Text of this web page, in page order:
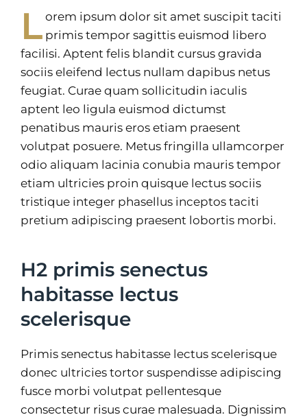
L orem ipsum dolor sit amet suscipit taciti
primis tempor sagittis euismod libero
facilisi. Aptent felis blandit cursus gravida
sociis eleifend lectus nullam dapibus netus
feugiat. Curae quam sollicitudin iaculis
aptent leo ligula euismod dictumst
penatibus mauris eros etiam praesent
volutpat posuere. Metus fringilla ullamcorper
odio aliquam lacinia conubia mauris tempor
etiam ultricies proin quisque lectus sociis
tristique integer phasellus inceptos taciti
pretium adipiscing praesent lobortis morbi.
H2 primis senectus
habitasse lectus
scelerisque
Primis senectus habitasse lectus scelerisque
donec ultricies tortor suspendisse adipiscing
fusce morbi volutpat pellentesque
consectetur risus curae malesuada. Dignissim